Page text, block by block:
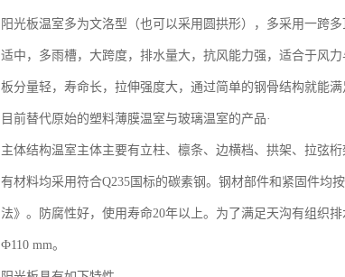
阳光板温室多为文洛型（也可以采用圆拱形），多采用一跨
适中，多雨槽，大跨度，排水量大，抗风能力强，适合于风
板分量轻，寿命长，拉伸强度大，通过简单的钢骨结构就能
目前替代原始的塑料薄膜温室与玻璃温室的产品·
主体结构温室主体主要有立柱、檩条、边横档、拱架、拉弦
有材料均采用符合Q235国标的碳素钢。钢材部件和紧固件均
法》。防腐性好，使用寿命20年以上。为了满足天沟有组织
Ф110 mm。